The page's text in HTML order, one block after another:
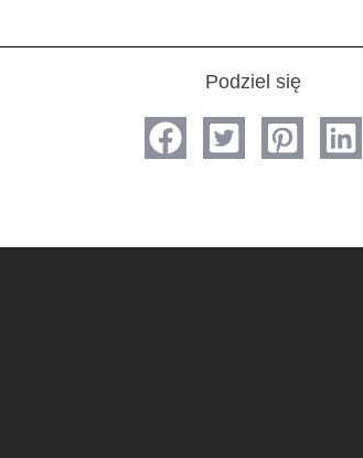
Podziel się